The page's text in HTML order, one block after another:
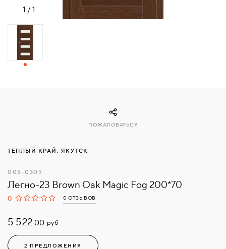
СТАТЬИ
СВЯЗАТЬСЯ
С
НАМИ
1 /1
ТЕПЛЫЙ КРАЙ, ЯКУТСК
005-0309
Легно-23 Brown Oak Magic Fog 200*70
0 0 ОТЗЫВОВ
5 522.00 руб
2 ПРЕДЛОЖЕНИЯ
ПОЖАЛОВАТЬСЯ